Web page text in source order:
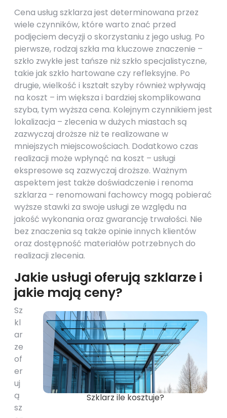
Cena usług szklarza jest determinowana przez
wiele czynników, które warto znać przed
podjęciem decyzji o skorzystaniu z jego usług. Po
pierwsze, rodzaj szkła ma kluczowe znaczenie –
szkło zwykłe jest tańsze niż szkło specjalistyczne,
takie jak szkło hartowane czy refleksyjne. Po
drugie, wielkość i kształt szyby również wpływają
na koszt – im większa i bardziej skomplikowana
szyba, tym wyższa cena. Kolejnym czynnikiem jest
lokalizacja – zlecenia w dużych miastach są
zazwyczaj droższe niż te realizowane w
mniejszych miejscowościach. Dodatkowo czas
realizacji może wpłynąć na koszt – usługi
ekspresowe są zazwyczaj droższe. Ważnym
aspektem jest także doświadczenie i renoma
szklarza – renomowani fachowcy mogą pobierać
wyższe stawki za swoje usługi ze względu na
jakość wykonania oraz gwarancję trwałości. Nie
bez znaczenia są także opinie innych klientów
oraz dostępność materiałów potrzebnych do
realizacji zlecenia.
Jakie usługi oferują szklarze i
jakie mają ceny?
Szklarz ile kosztuje?
Sz
kl
ar
ze
of
er
uj
ą
sz